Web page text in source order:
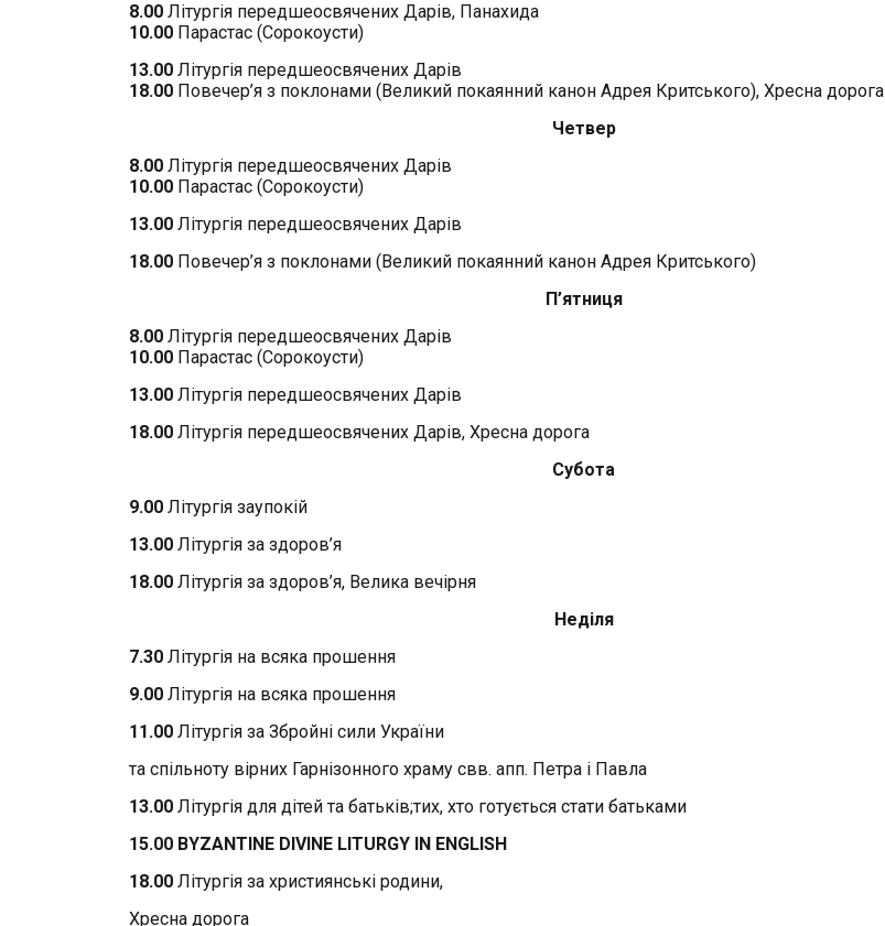
8.00 Літургія передшеосвячених Дарів, Панахида
10.00 Парастас (Сорокоусти)
13.00 Літургія передшеосвячених Дарів
18.00 Повечер’я з поклонами (Великий покаянний канон Адрея Критського), Хресна дорога
Четвер
8.00 Літургія передшеосвячених Дарів
10.00 Парастас (Сорокоусти)
13.00 Літургія передшеосвячених Дарів
18.00 Повечер’я з поклонами (Великий покаянний канон Адрея Критського)
П’ятниця
8.00 Літургія передшеосвячених Дарів
10.00 Парастас (Сорокоусти)
13.00 Літургія передшеосвячених Дарів
18.00 Літургія передшеосвячених Дарів, Хресна дорога
Субота
9.00 Літургія заупокій
13.00 Літургія за здоров’я
18.00 Літургія за здоров’я, Велика вечірня
Неділя
7.30 Літургія на всяка прошення
9.00 Літургія на всяка прошення
11.00 Літургія за Збройні сили України
та спільноту вірних Гарнізонного храму свв. апп. Петра і Павла
13.00 Літургія для дітей та батьків;тих, хто готується стати батьками
15.00 BYZANTINE DIVINE LITURGY IN ENGLISH
18.00 Літургія за християнські родини,
Хресна дорога